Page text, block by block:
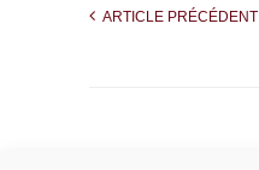
ARTICLE PRÉCÉDENT